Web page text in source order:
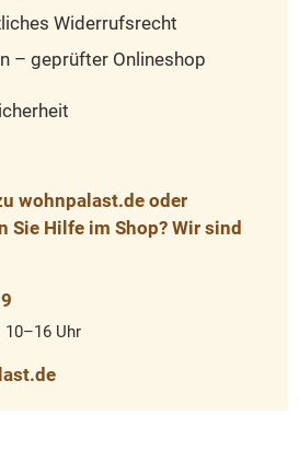
Widerrufsrecht
– geprüfter Onlineshop
wohnpalast.de oder
Sie Hilfe im Shop? Wir sind
10–16 Uhr